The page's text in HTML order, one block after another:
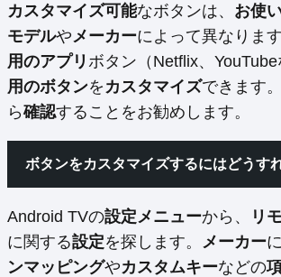
カスタマイズ可能なボタンは、 お使
モデルや メーカーによって異なります
用のアプリ ボタン（Netflix、YouTube
用のボタンを カスタマイズできます。
ら確認することをお勧めします。
ボタンをカスタマイズするにはどうす
Android TVの設定メニューから、 リ
に関する設定を探します。 メーカー
ンマッピングやカスタムキーなどの